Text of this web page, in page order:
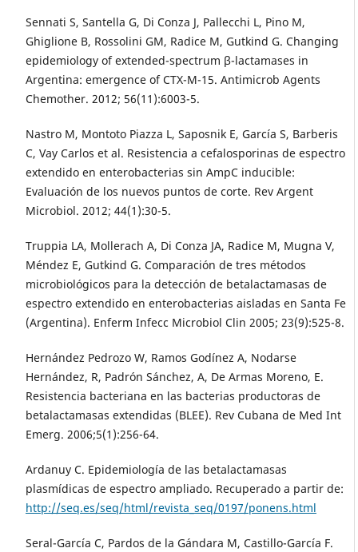
Sennati S, Santella G, Di Conza J, Pallecchi L, Pino M,
Ghiglione B, Rossolini GM, Radice M, Gutkind G. Changing
epidemiology of extended-spectrum β-lactamases in
Argentina: emergence of CTX-M-15. Antimicrob Agents
Chemother. 2012; 56(11):6003-5.
Nastro M, Montoto Piazza L, Saposnik E, García S, Barberis
C, Vay Carlos et al. Resistencia a cefalosporinas de espectro
extendido en enterobacterias sin AmpC inducible:
Evaluación de los nuevos puntos de corte. Rev Argent
Microbiol. 2012; 44(1):30-5.
Truppia LA, Mollerach A, Di Conza JA, Radice M, Mugna V,
Méndez E, Gutkind G. Comparación de tres métodos
microbiológicos para la detección de betalactamasas de
espectro extendido en enterobacterias aisladas en Santa Fe
(Argentina). Enferm Infecc Microbiol Clin 2005; 23(9):525-8.
Hernández Pedrozo W, Ramos Godínez A, Nodarse
Hernández, R, Padrón Sánchez, A, De Armas Moreno, E.
Resistencia bacteriana en las bacterias productoras de
betalactamasas extendidas (BLEE). Rev Cubana de Med Int
Emerg. 2006;5(1):256-64.
Ardanuy C. Epidemiología de las betalactamasas
plasmídicas de espectro ampliado. Recuperado a partir de:
http://seq.es/seq/html/revista_seq/0197/ponens.html
Seral-García C, Pardos de la Gándara M, Castillo-García F.